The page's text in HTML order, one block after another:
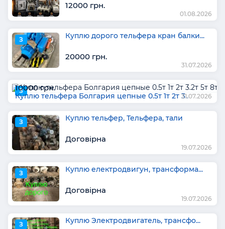
12000 грн.
01.08.2026
З Куплю дорого тельфера кран балки...
20000 грн.
31.07.2026
З
Куплю тельфера Болгария цепные 0.5т 1т 2т 3..
10000 грн.
31.07.2026
З Куплю тельфер, Тельфера, тали
Договірна
19.07.2026
З Куплю електродвигун, трансформа...
Договірна
19.07.2026
З Куплю Электродвигатель, трансфо...